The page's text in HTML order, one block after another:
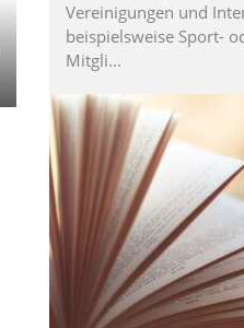
Vereinigungen und
beispielsweise Sport-
Mitgli...